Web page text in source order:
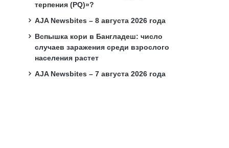
терпения (PQ)»?
AJA Newsbites – 8 августа 2026 года
Вспышка кори в Бангладеш: число
случаев заражения среди взрослого
населения растет
AJA Newsbites – 7 августа 2026 года